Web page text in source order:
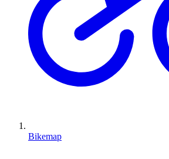
Bikemap